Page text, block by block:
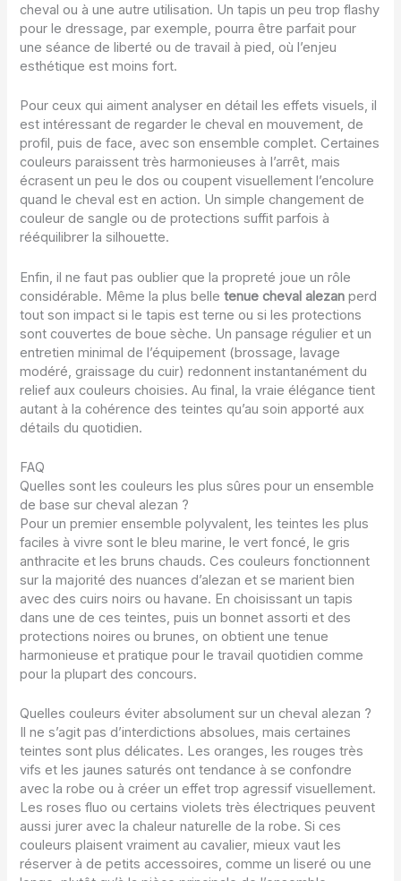
cheval ou à une autre utilisation. Un tapis un peu trop flashy
pour le dressage, par exemple, pourra être parfait pour
une séance de liberté ou de travail à pied, où l’enjeu
esthétique est moins fort.
Pour ceux qui aiment analyser en détail les effets visuels, il
est intéressant de regarder le cheval en mouvement, de
profil, puis de face, avec son ensemble complet. Certaines
couleurs paraissent très harmonieuses à l’arrêt, mais
écrasent un peu le dos ou coupent visuellement l’encolure
quand le cheval est en action. Un simple changement de
couleur de sangle ou de protections suffit parfois à
rééquilibrer la silhouette.
Enfin, il ne faut pas oublier que la propreté joue un rôle
considérable. Même la plus belletenue cheval alezan perd
tout son impact si le tapis est terne ou si les protections
sont couvertes de boue sèche. Un pansage régulier et un
entretien minimal de l’équipement (brossage, lavage
modéré, graissage du cuir) redonnent instantanément du
relief aux couleurs choisies. Au final, la vraie élégance tient
autant à la cohérence des teintes qu’au soin apporté aux
détails du quotidien.
FAQ
Quelles sont les couleurs les plus sûres pour un ensemble
de base sur cheval alezan ?
Pour un premier ensemble polyvalent, les teintes les plus
faciles à vivre sont le bleu marine, le vert foncé, le gris
anthracite et les bruns chauds. Ces couleurs fonctionnent
sur la majorité des nuances d’alezan et se marient bien
avec des cuirs noirs ou havane. En choisissant un tapis
dans une de ces teintes, puis un bonnet assorti et des
protections noires ou brunes, on obtient une tenue
harmonieuse et pratique pour le travail quotidien comme
pour la plupart des concours.
Quelles couleurs éviter absolument sur un cheval alezan ?
Il ne s’agit pas d’interdictions absolues, mais certaines
teintes sont plus délicates. Les oranges, les rouges très
vifs et les jaunes saturés ont tendance à se confondre
avec la robe ou à créer un effet trop agressif visuellement.
Les roses fluo ou certains violets très électriques peuvent
aussi jurer avec la chaleur naturelle de la robe. Si ces
couleurs plaisent vraiment au cavalier, mieux vaut les
réserver à de petits accessoires, comme un liseré ou une